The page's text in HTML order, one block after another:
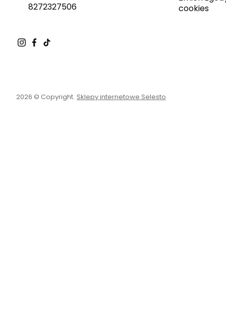
8272327506
cookies
2026 © Copyright. Sklepy internetowe Selesto